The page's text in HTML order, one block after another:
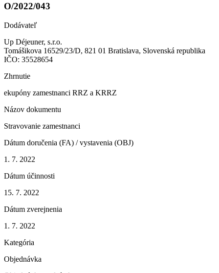
O/2022/043
Dodávateľ
Up Déjeuner, s.r.o.
Tomášikova 16529/23/D, 821 01 Bratislava, Slovenská republika
IČO: 35528654
Zhrnutie
ekupóny zamestnanci RRZ a KRRZ
Názov dokumentu
Stravovanie zamestnanci
Dátum doručenia (FA) / vystavenia (OBJ)
1. 7. 2022
Dátum účinnosti
15. 7. 2022
Dátum zverejnenia
1. 7. 2022
Kategória
Objednávka